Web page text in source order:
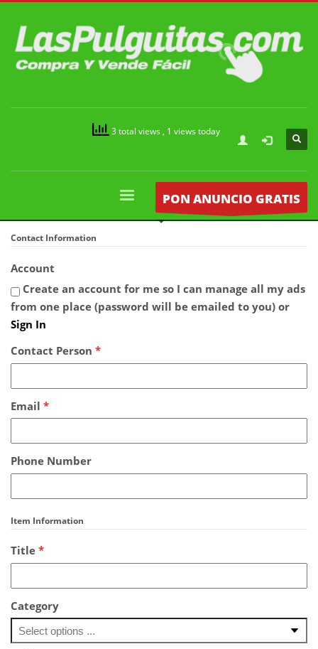
3 total views , 1 views today
PON ANUNCIO GRATIS
Contact Information
Account
Create an account for me so I can manage all my ads
from one place (password will be emailed to you) or
Sign In
Contact Person *
Email *
Phone Number
Item Information
Title *
Category